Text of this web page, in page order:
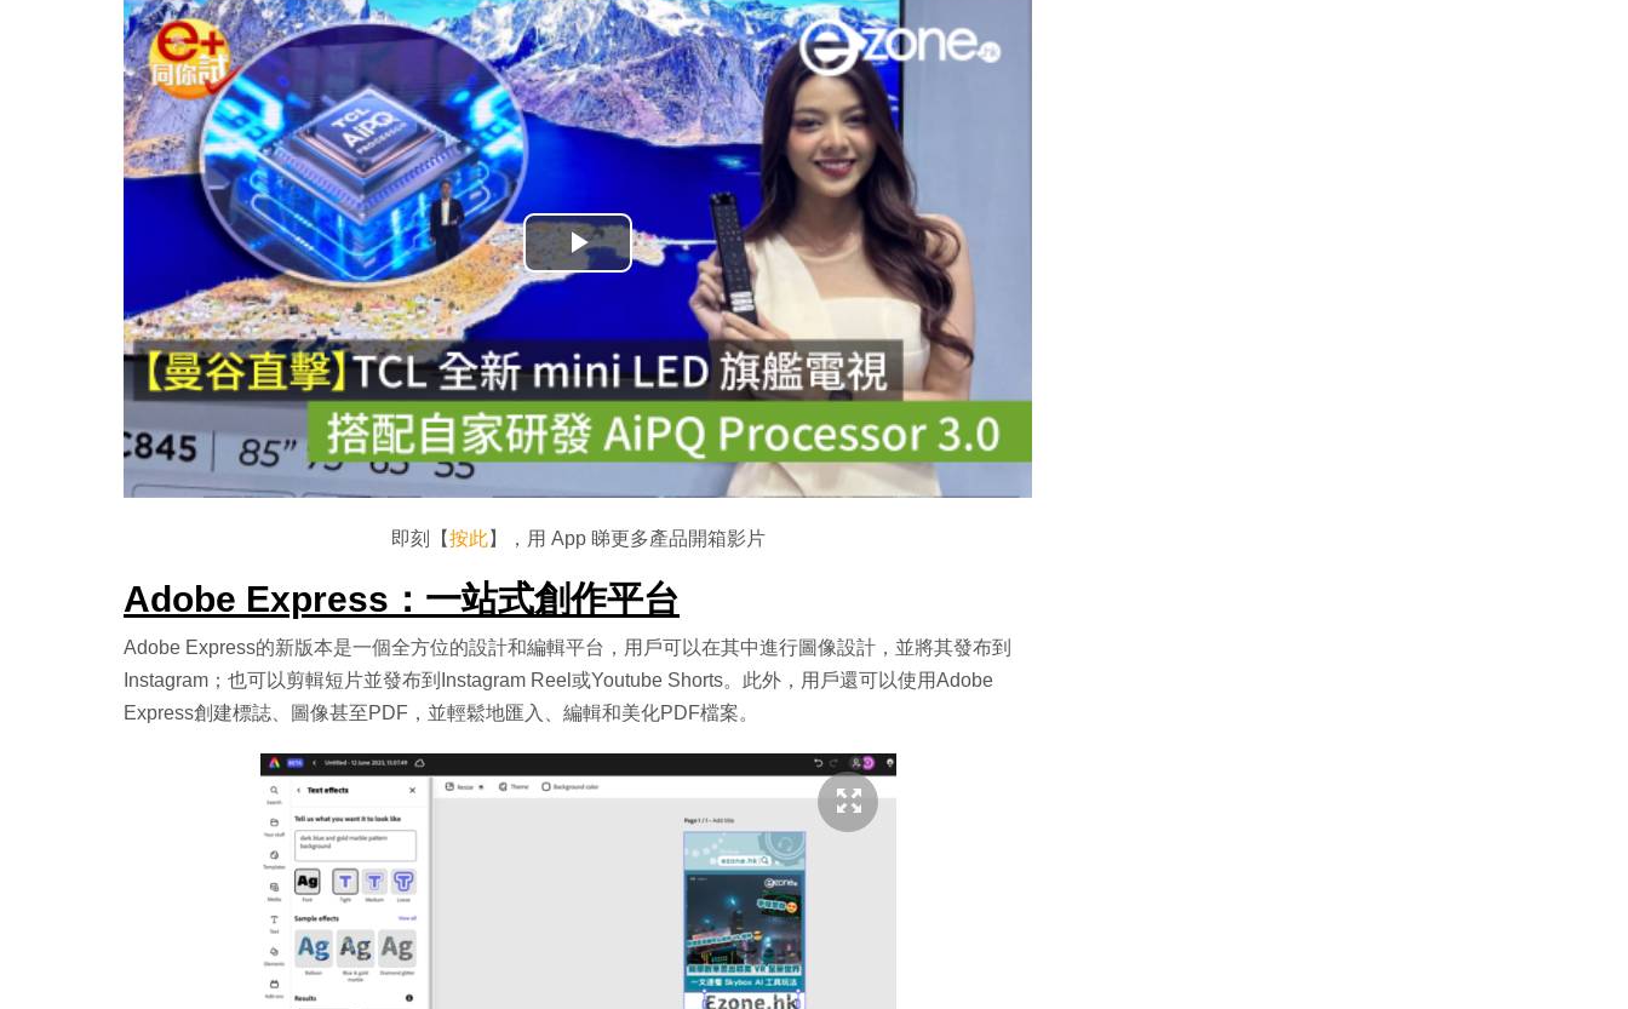
播
影
片
即刻【按此】，用 App 睇更多產品開箱影片
Adobe Express：一站式創作平台
Adobe Express的新版本是一個全方位的設計和編輯平台，用戶可以在其中進行圖像設計，並將其發布到
Instagram；也可以剪輯短片並發布到Instagram Reel或Youtube Shorts。此外，用戶還可以使用Adobe
Express創建標誌、圖像甚至PDF，並輕鬆地匯入、編輯和美化PDF檔案。